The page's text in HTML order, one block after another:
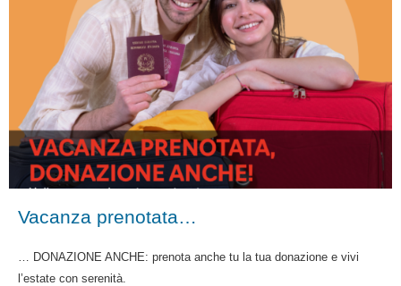
Vacanza prenotata…
… DONAZIONE ANCHE: prenota anche tu la tua donazione e vivi
l’estate con serenità.